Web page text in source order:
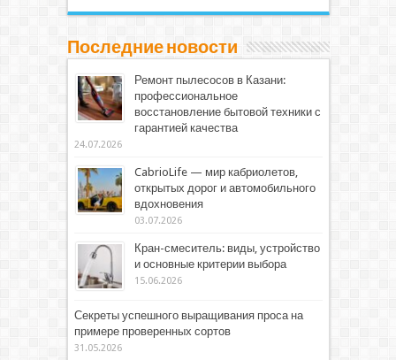
Последние новости
Ремонт пылесосов в Казани:
профессиональное
восстановление бытовой техники с
гарантией качества
24.07.2026
CabrioLife — мир кабриолетов,
открытых дорог и автомобильного
вдохновения
03.07.2026
Кран-смеситель: виды, устройство
и основные критерии выбора
15.06.2026
Секреты успешного выращивания проса на
примере проверенных сортов
31.05.2026